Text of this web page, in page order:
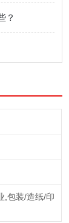
？
,包装/造纸/印